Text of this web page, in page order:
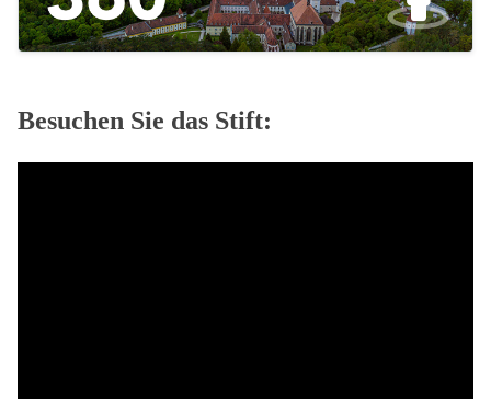
Besuchen Sie das Stift: